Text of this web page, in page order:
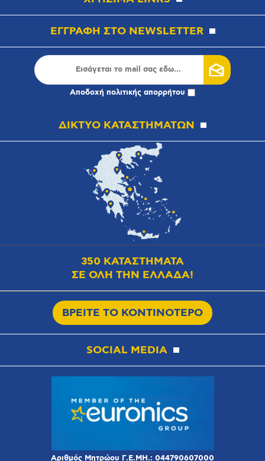
ΕΓΓΡΑΦΗ ΣΤΟ NEWSLETTER
Αποδοχή πολιτικής απορρήτου
ΔΙΚΤΥΟ ΚΑΤΑΣΤΗΜΑΤΩΝ
350 ΚΑΤΑΣΤΗΜΑΤΑ
ΣΕ ΟΛΗ ΤΗΝ ΕΛΛΑΔΑ!
ΒΡΕΙΤΕ ΤΟ ΚΟΝΤΙΝΟΤΕΡΟ
SOCIAL MEDIA